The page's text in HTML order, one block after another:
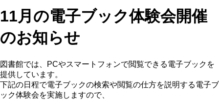
11月の電子ブック体験会開催
のお知らせ
図書館では、PCやスマートフォンで閲覧できる電子ブックを
提供しています。
下記の日程で電子ブックの検索や閲覧の仕方を説明する電子ブ
ック体験会を実施しますので、